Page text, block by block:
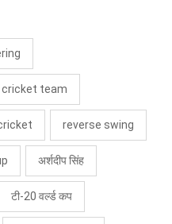
cricket team
reverse swing
अर्शदीप सिंह
टी-20 वर्ल्ड कप